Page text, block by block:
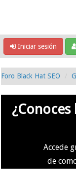
Iniciar sesión
Foro Black Hat SEO
Accede
de